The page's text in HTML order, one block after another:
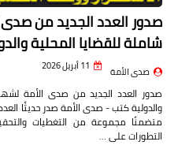
صدور العدد الجديد من
شاملة للقضايا المحلية
صدى الأمة 11 أبريل 2026
صدور العدد الجديد من صدى الأمة
والدولية كتب - صدى الأمة صدر حديثًا
متضمنًا مجموعة من التغطيات
التطورات على …